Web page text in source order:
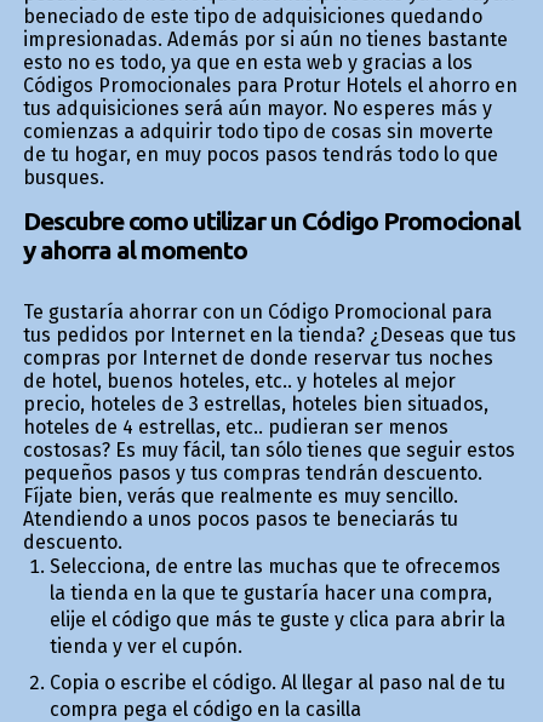
beneficiado de este tipo de adquisiciones quedando
impresionadas. Además por si aún no tienes bastante
esto no es todo, ya que en esta web y gracias a los
Códigos Promocionales para Protur Hotels el ahorro en
tus adquisiciones será aún mayor. No esperes más y
comienzas a adquirir todo tipo de cosas sin moverte
de tu hogar, en muy pocos pasos tendrás todo lo que
busques.
Descubre como utilizar un Código Promocional
y ahorra al momento
Te gustaría ahorrar con un Código Promocional para
tus pedidos por Internet en la tienda? ¿Deseas que tus
compras por Internet de donde reservar tus noches
de hotel, buenos hoteles, etc.. y hoteles al mejor
precio, hoteles de 3 estrellas, hoteles bien situados,
hoteles de 4 estrellas, etc.. pudieran ser menos
costosas? Es muy fácil, tan sólo tienes que seguir estos
pequeños pasos y tus compras tendrán descuento.
Fíjate bien, verás que realmente es muy sencillo.
Atendiendo a unos pocos pasos te beneficiarás tu
descuento.
Selecciona, de entre las muchas que te ofrecemos
la tienda en la que te gustaría hacer una compra,
elije el código que más te guste y clica para abrir la
tienda y ver el cupón.
Copia o escribe el código. Al llegar al paso final de tu
compra pega el código en la casilla